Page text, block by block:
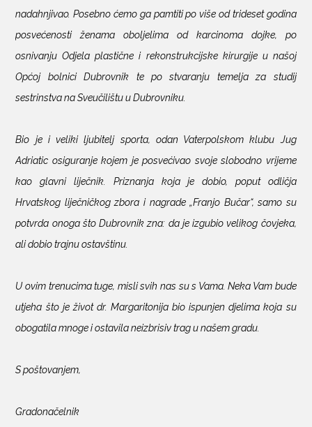
nadahnjivao. Posebno ćemo ga pamtiti po više od trideset godina
posvećenosti ženama oboljelima od karcinoma dojke, po
osnivanju Odjela plastične i rekonstrukcijske kirurgije u našoj
Općoj bolnici Dubrovnik te po stvaranju temelja za studij
sestrinstva na Sveučilištu u Dubrovniku.
Bio je i veliki ljubitelj sporta, odan Vaterpolskom klubu Jug
Adriatic osiguranje kojem je posvećivao svoje slobodno vrijeme
kao glavni liječnik. Priznanja koja je dobio, poput odličja
Hrvatskog liječničkog zbora i nagrade „Franjo Bučar“, samo su
potvrda onoga što Dubrovnik zna: da je izgubio velikog čovjeka,
ali dobio trajnu ostavštinu.
U ovim trenucima tuge, misli svih nas su s Vama. Neka Vam bude
utjeha što je život dr. Margaritonija bio ispunjen djelima koja su
obogatila mnoge i ostavila neizbrisiv trag u našem gradu.
S poštovanjem,
Gradonačelnik